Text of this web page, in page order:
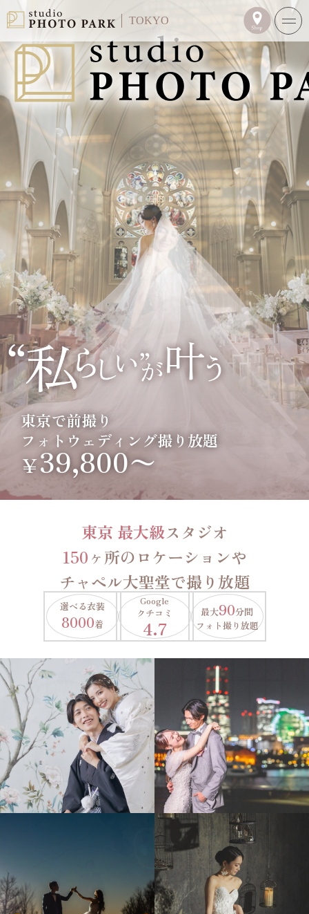
TOKYO
東京で前撮り
フォトウェディング撮り放題
￥39,800〜
東京 最大級スタジオ
150ヶ所のロケーションや
チャペル大聖堂で撮り放題
選べる衣装
8000着
Google
クチコミ
4.7
最大90分間
フォト撮り放題